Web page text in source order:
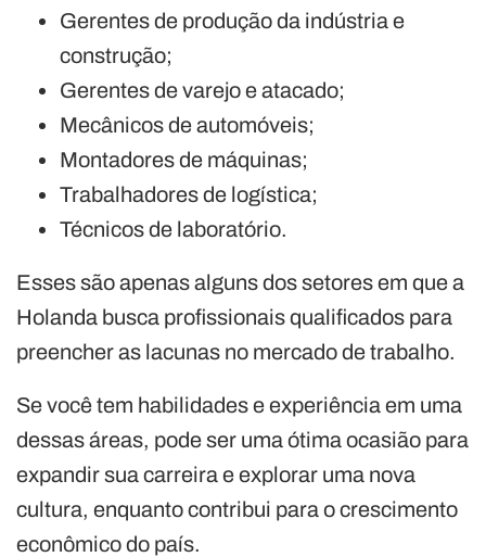
Gerentes de produção da indústria e
construção;
Gerentes de varejo e atacado;
Mecânicos de automóveis;
Montadores de máquinas;
Trabalhadores de logística;
Técnicos de laboratório.
Esses são apenas alguns dos setores em que a
Holanda busca profissionais qualificados para
preencher as lacunas no mercado de trabalho.
Se você tem habilidades e experiência em uma
dessas áreas, pode ser uma ótima ocasião para
expandir sua carreira e explorar uma nova
cultura, enquanto contribui para o crescimento
econômico do país.